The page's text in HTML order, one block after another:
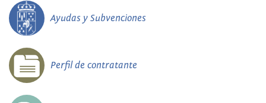
Ayudas y Subvenciones
Perfil de contratante